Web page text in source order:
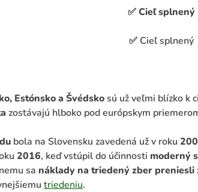
✅Cieľ splnený
✅ Cieľ splnený
Estónsko a Švédskosú už veľmi blízko k
zostávajú hlboko pod európskym
bola na Slovensku zavedená už v roku
2016, keď vstúpil do účinnosti moderný
sa náklady na triedený zber preniesli
triedeniu.